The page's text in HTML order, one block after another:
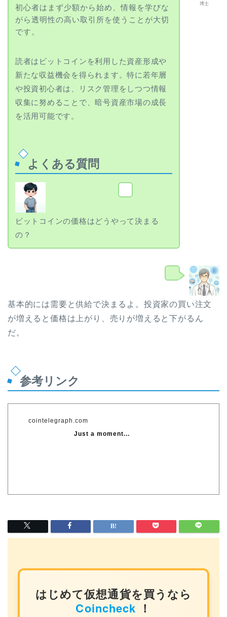
博士
初心者はまず少額から始め、情報を学びな
がら透明性の高い取引所を使うことが大切
です。
読者はビットコインを利用した資産形成や
新たな収益機会を得られます。特に若年層
や投資初心者は、リスク管理をしつつ情報
収集に努めることで、暗号資産市場の成長
を活用可能です。
よくある質問
ビットコインの価格はどうやって決まる
の？
博士
基本的には需要と供給で決まるよ。投資家の買い注文
が増えると価格は上がり、売りが増えると下がるん
だ。
参考リンク
cointelegraph.com
Just a moment...
はじめて仮想通貨を買うなら
Coincheck ！